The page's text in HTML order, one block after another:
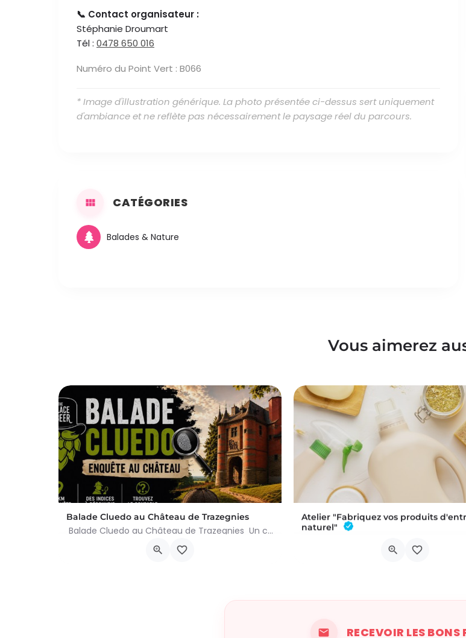
📞 Contact organisateur :
Stéphanie Droumart
Tél : 0478 650 016
Numéro du Point Vert : B066
* Image d'illustration générique. La photo présentée ci-dessus sert uniquement
d'ambiance et ne reflète pas nécessairement le paysage réel du parcours.
CATÉGORIES
Balades & Nature
Vous aimerez
Balade Cluedo au Château de Trazegnies
Balade Cluedo au Château de Trazegnies Un crime a été commis au Château de Trazegnies… À vous de résoudre…
Place Albert Ier, Courcelles
Atelier "Fabriquez vos produits
naturel"
RECEVOIR LES BONS